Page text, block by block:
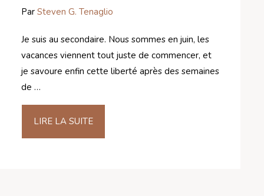
Par Steven G. Tenaglio
Je suis au secondaire. Nous sommes en juin, les
vacances viennent tout juste de commencer, et
je savoure enfin cette liberté après des semaines
de …
LIRE LA SUITE